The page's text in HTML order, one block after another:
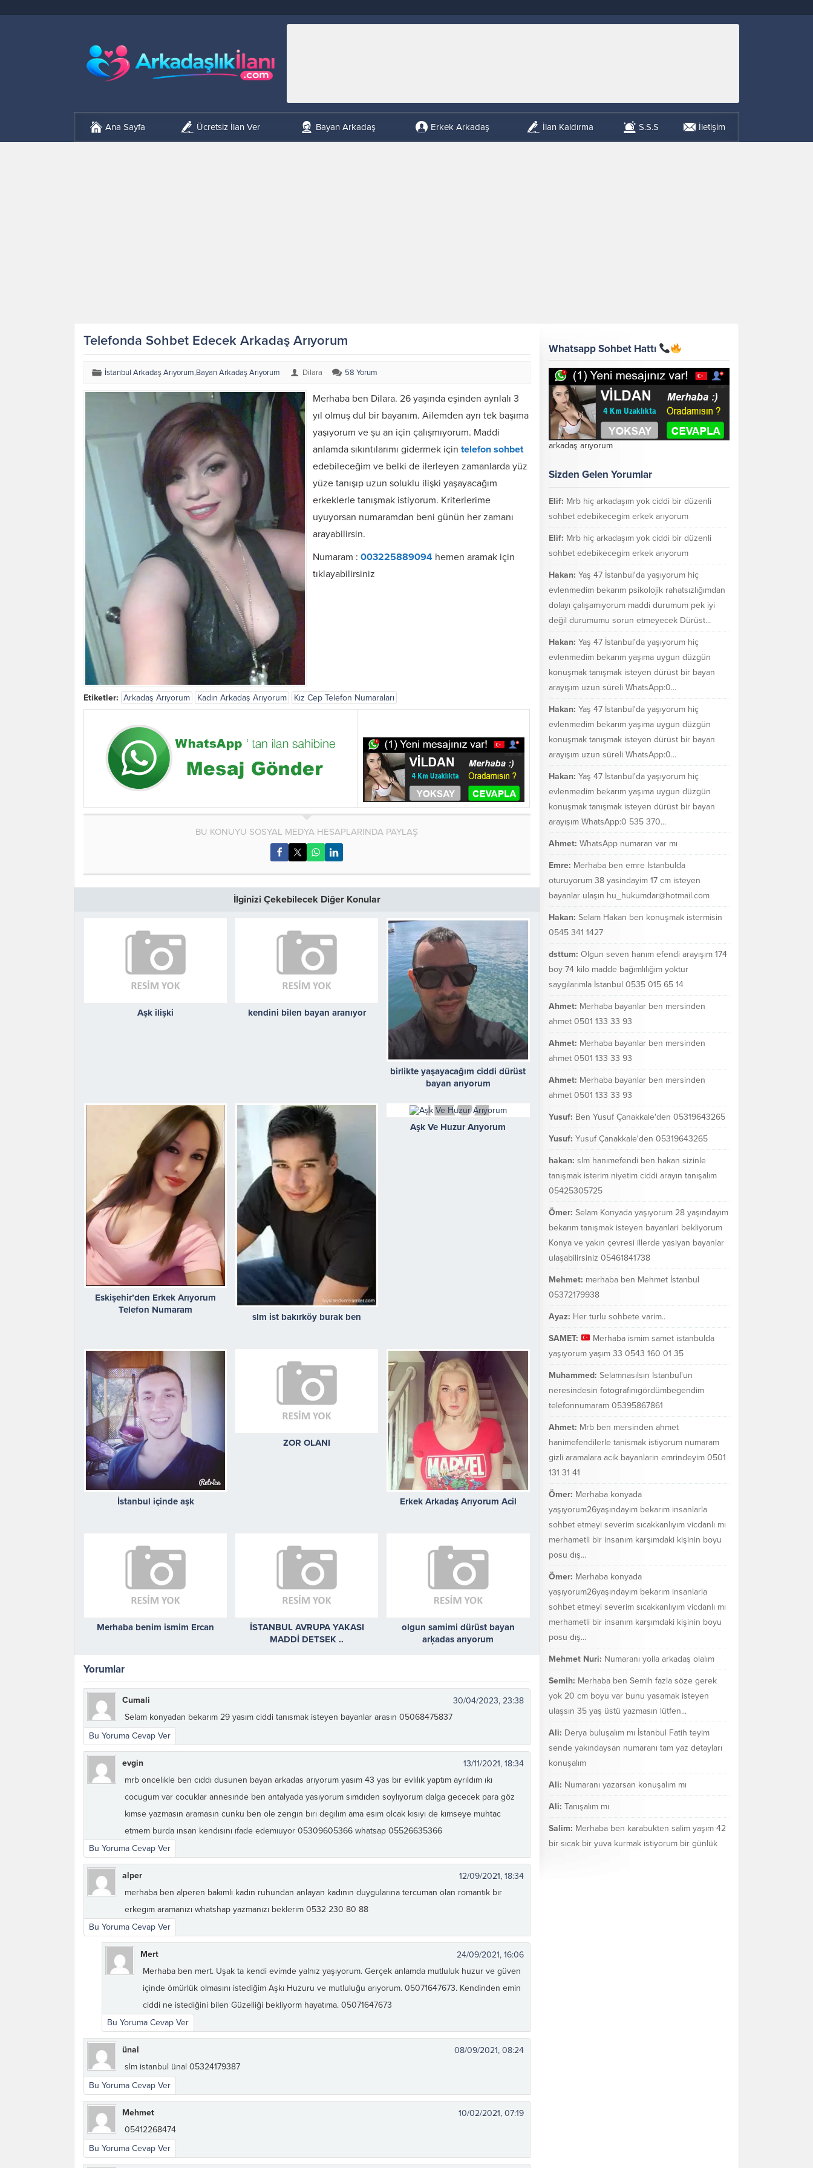
Ana Sayfa Ücretsiz İlan Ver Bayan Arkadaş Erkek Arkadaş İlan Kaldırma S.S.S İletişim
Telefonda Sohbet Edecek Arkadaş Arıyorum
İstanbul Arkadaş Arıyorum,Bayan Arkadaş Arıyorum Dilara 58 Yorum
Merhaba ben Dilara. 26 yaşında eşinden ayrılalı 3
yıl olmuş dul bir bayanım. Ailemden ayrı tek başıma
yaşıyorum ve şu an için çalışmıyorum. Maddi
anlamda sıkıntılarımı gidermek içintelefon sohbet
edebileceğim ve belki de ilerleyen zamanlarda yüz
yüze tanışıp uzun soluklu ilişki yaşayacağım
erkeklerle tanışmak istiyorum. Kriterlerime
uyuyorsan numaramdan beni günün her zamanı
arayabilirsin.
Numaram :003225889094 hemen aramak için
tıklayabilirsiniz
Etiketler: Arkadaş Arıyorum Kadın Arkadaş Arıyorum Kız Cep Telefon Numaraları
BU KONUYU SOSYAL MEDYA HESAPLARINDA PAYLAŞ
İlginizi Çekebilecek Diğer Konular
Aşk ilişki kendini bilen bayan aranıyor
birlikte yaşayacağım ciddi dürüst
bayan arıyorum
Eskişehir’den Erkek Arıyorum
Telefon Numaram
slm ist bakırköy burak ben
Aşk Ve Huzur Arıyorum
İstanbul içinde aşk
ZOR OLANI
Erkek Arkadaş Arıyorum Acil
Merhaba benim ismim Ercan
İSTANBUL AVRUPA YAKASI
MADDİ DETSEK ..
olgun samimi dürüst bayan
arķadas arıyorum
Yorumlar
Cumali
30/04/2023, 23:38
Selam konyadan bekarım 29 yasım ciddi tanısmak isteyen bayanlar arasın 05068475837
Bu Yoruma Cevap Ver
evgin
13/11/2021, 18:34
mrb oncelıkle ben cıddı dusunen bayan arkadas arıyorum yasım 43 yas bır evlılık yaptım ayrıldım ıkı
cocugum var cocuklar annesınde ben antalyada yasıyorum sımdıden soylıyorum dalga gececek para göz
kımse yazmasın aramasın cunku ben ole zengın bırı degılım ama esım olcak kısıyı de kımseye muhtac
etmem burda ınsan kendısını ıfade edemıuyor 05309605366 whatsap 05526635366
Bu Yoruma Cevap Ver
alper
12/09/2021, 18:34
merhaba ben alperen bakımlı kadın ruhundan anlayan kadının duygularına tercuman olan romantık bır
erkegım aramanızı whatshap yazmanızı beklerım 0532 230 80 88
Bu Yoruma Cevap Ver
Mert
24/09/2021, 16:06
Merhaba ben mert. Uşak ta kendi evimde yalnız yaşıyorum. Gerçek anlamda mutluluk huzur ve güven
içinde ömürlük olmasını istediğim Aşkı Huzuru ve mutluluğu arıyorum. 05071647673. Kendinden emin
ciddi ne istediğini bilen Güzelliği bekliyorm hayatıma. 05071647673
Bu Yoruma Cevap Ver
ünal
08/09/2021, 08:24
slm istanbul ünal 05324179387
Bu Yoruma Cevap Ver
Mehmet
10/02/2021, 07:19
05412268474
Bu Yoruma Cevap Ver
Whatsapp Sohbet Hattı
arkadaş arıyorum
Sizden Gelen Yorumlar
Elif: Mrb hiç arkadaşım yok ciddi bir düzenli
sohbet edebikecegim erkek arıyorum
Elif: Mrb hiç arkadaşım yok ciddi bir düzenli
sohbet edebikecegim erkek arıyorum
Hakan: Yaş 47 İstanbul'da yaşıyorum hiç
evlenmedim bekarım psikolojik rahatsızlığımdan
dolayı çalışamıyorum maddi durumum pek iyi
değil durumumu sorun etmeyecek Dürüst...
Hakan: Yaş 47 İstanbul'da yaşıyorum hiç
evlenmedim bekarım yaşıma uygun düzgün
konuşmak tanışmak isteyen dürüst bir bayan
arayışım uzun süreli WhatsApp:0...
Hakan: Yaş 47 İstanbul'da yaşıyorum hiç
evlenmedim bekarım yaşıma uygun düzgün
konuşmak tanışmak isteyen dürüst bir bayan
arayışım uzun süreli WhatsApp:0...
Hakan: Yaş 47 İstanbul'da yaşıyorum hiç
evlenmedim bekarım yaşıma uygun düzgün
konuşmak tanışmak isteyen dürüst bir bayan
arayışım WhatsApp:0 535 370...
Ahmet: WhatsApp numaran var mı
Emre: Merhaba ben emre İstanbulda
oturuyorum 38 yasindayim 17 cm isteyen
bayanlar ulaşın hu_hukumdar@hotmail.com
Hakan: Selam Hakan ben konuşmak istermisin
0545 341 1427
dsttum: Olgun seven hanım efendi arayışım 174
boy 74 kilo madde bağımlılığım yoktur
saygılarımla İstanbul 0535 015 65 14
Ahmet: Merhaba bayanlar ben mersinden
ahmet 0501 133 33 93
Ahmet: Merhaba bayanlar ben mersinden
ahmet 0501 133 33 93
Ahmet: Merhaba bayanlar ben mersinden
ahmet 0501 133 33 93
Yusuf: Ben Yusuf Çanakkale'den 05319643265
Yusuf: Yusuf Çanakkale'den 05319643265
hakan: slm hanımefendi ben hakan sizinle
tanışmak isterim niyetim ciddi arayın tanışalım
05425305725
Ömer: Selam Konyada yaşıyorum 28 yaşındayım
bekarım tanışmak isteyen bayanlari bekliyorum
Konya ve yakın çevresi illerde yasiyan bayanlar
ulaşabilirsiniz 05461841738
Mehmet: merhaba ben Mehmet İstanbul
05372179938
Ayaz: Her turlu sohbete varim..
SAMET:
Merhaba ismim samet istanbulda
yaşıyorum yaşım 33 0543 160 01 35
Muhammed: Selamnasılsın İstanbul'un
neresindesin fotografınıgördümbegendim
telefonnumaram 05395867861
Ahmet: Mrb ben mersinden ahmet
hanimefendilerle tanismak istiyorum numaram
gizli aramalara acik bayanlarin emrindeyim 0501
131 31 41
Ömer: Merhaba konyada
yaşıyorum26yaşındayım bekarım insanlarla
sohbet etmeyi severim sıcakkanlıyım vicdanlı mı
merhametli bir insanım karşımdaki kişinin boyu
posu dış...
Ömer: Merhaba konyada
yaşıyorum26yaşındayım bekarım insanlarla
sohbet etmeyi severim sıcakkanlıyım vicdanlı mı
merhametli bir insanım karşımdaki kişinin boyu
posu dış...
Mehmet Nuri: Numaranı yolla arkadaş olalım
Semih: Merhaba ben Semih fazla söze gerek
yok 20 cm boyu var bunu yasamak isteyen
ulaşsın 35 yaş üstü yazmasın lütfen...
Ali: Derya buluşalım mı İstanbul Fatih teyim
sende yakındaysan numaranı tam yaz detayları
konuşalım
Ali: Numaranı yazarsan konuşalım mı
Ali: Tanışalım mı
Salim: Merhaba ben karabukten salim yaşım 42
bir sıcak bir yuva kurmak istiyorum bir günlük